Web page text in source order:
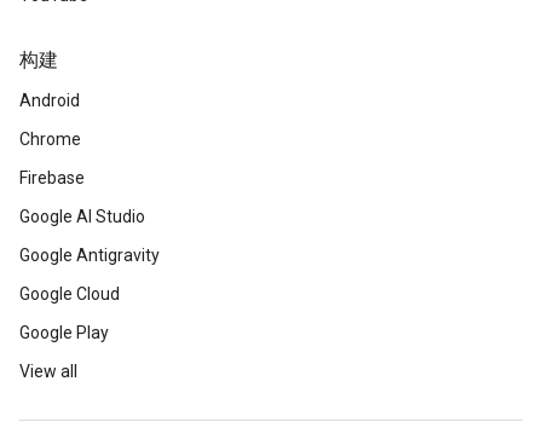
构建
Android
Chrome
Firebase
Google AI Studio
Google Antigravity
Google Cloud
Google Play
View all